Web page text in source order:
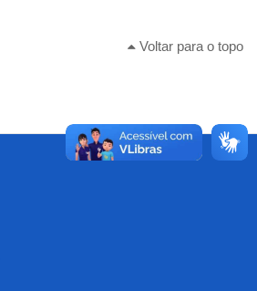
Voltar para o topo